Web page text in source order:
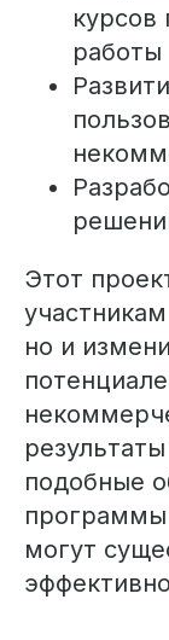
курсов
работы
Этот
но и
подобные
программы
могут